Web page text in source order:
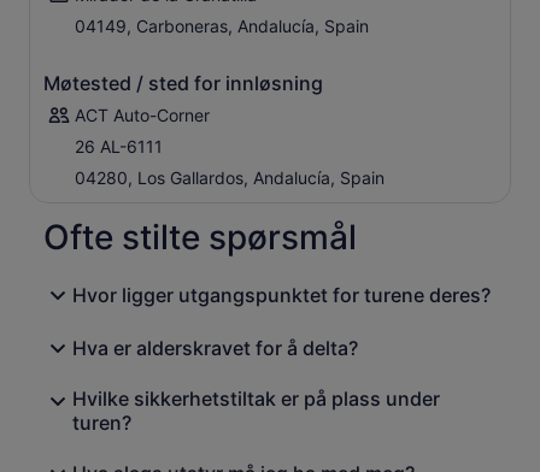
04149, Carboneras, Andalucía, Spain
Møtested / sted for innløsning
ACT Auto-Corner
26 AL-6111
04280, Los Gallardos, Andalucía, Spain
Ofte stilte spørsmål
Hvor ligger utgangspunktet for turene deres?
Hva er alderskravet for å delta?
Hvilke sikkerhetstiltak er på plass under
turen?